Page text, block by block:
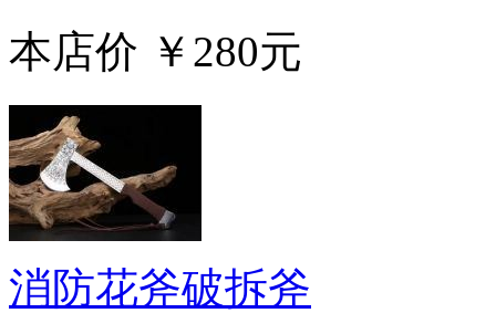
本店价 ￥280元
消防花斧破拆斧